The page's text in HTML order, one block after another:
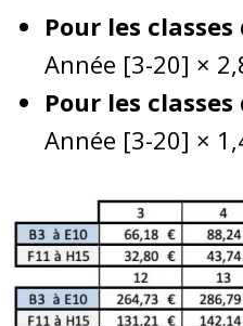
Pour les classes
Année [3-20] ×
Pour les classes
Année [3-20] ×